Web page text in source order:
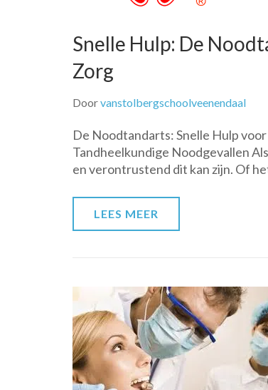
Snelle Hulp: De
Zorg
Doorvanstolbergschoolveenendaal
De Noodtandarts: Snelle Hulp
Tandheelkundige Noodgevallen
en verontrustend dit kan zijn. Of
LEES MEER